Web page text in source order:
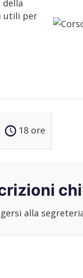
della
utili per
18 ore
alla